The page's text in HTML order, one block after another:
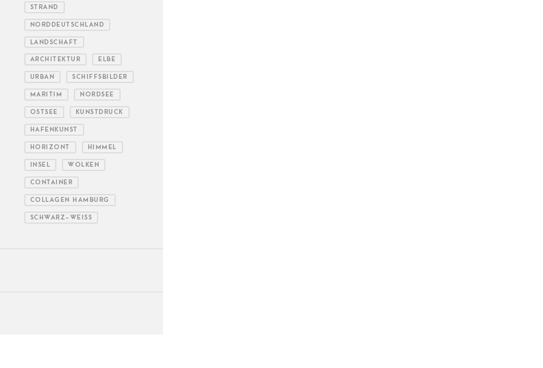
STRAND
NORDDEUTSCHLAND
LANDSCHAFT
ARCHITEKTUR ELBE
URBAN SCHIFFSBILDER
MARITIM NORDSEE
OSTSEE KUNSTDRUCK
HAFENKUNST
HORIZONT HIMMEL
INSEL WOLKEN
CONTAINER
COLLAGEN HAMBURG
SCHWARZ-WEISS